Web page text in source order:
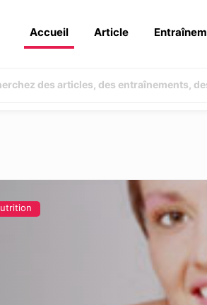
Accueil Article